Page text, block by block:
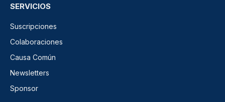
SERVICIOS
Suscripciones
Colaboraciones
Causa Común
Newsletters
Sponsor